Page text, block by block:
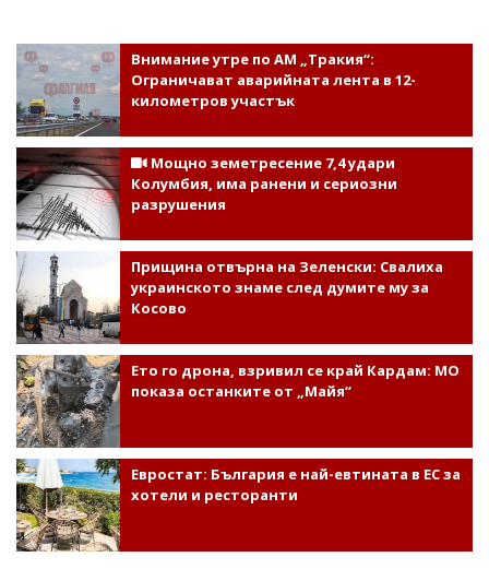
Внимание утре по АМ „Тракия“:
Ограничават аварийната лента в 12-
километров участък
Мощно земетресение 7,4 удари
Колумбия, има ранени и сериозни
разрушения
Прищина отвърна на Зеленски: Свалиха
украинското знаме след думите му за
Косово
Ето го дрона, взривил се край Кардам: МО
показа останките от „Майя“
Евростат: България е най-евтината в ЕС за
хотели и ресторанти